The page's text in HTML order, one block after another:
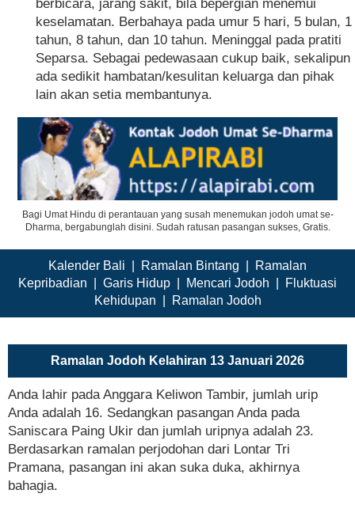
berbicara, jarang sakit, bila bepergian menemui
keselamatan. Berbahaya pada umur 5 hari, 5 bulan, 1
tahun, 8 tahun, dan 10 tahun. Meninggal pada pratiti
Separsa. Sebagai pedewasaan cukup baik, sekalipun
ada sedikit hambatan/kesulitan keluarga dan pihak
lain akan setia membantunya.
Bagi Umat Hindu di perantauan yang susah menemukan jodoh umat se-
Dharma, bergabunglah disini. Sudah ratusan pasangan sukses, Gratis.
Kalender Bali Ramalan Bintang
Ramalan
Kepribadian
Garis Hidup Mencari Jodoh
Fluktuasi
Kehidupan
Ramalan Jodoh
Ramalan Jodoh Kelahiran 13 Januari 2026
Anda lahir pada Anggara Keliwon Tambir, jumlah urip
Anda adalah 16. Sedangkan pasangan Anda pada
Saniscara Paing Ukir dan jumlah uripnya adalah 23.
Berdasarkan ramalan perjodohan dari Lontar Tri
Pramana, pasangan ini akan suka duka, akhirnya
bahagia.